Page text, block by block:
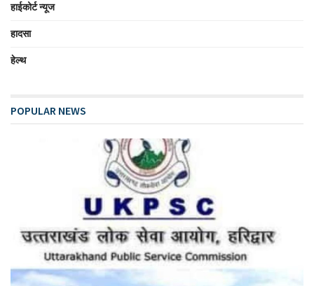
हाईकोर्ट न्यूज
हादसा
हेल्थ
POPULAR NEWS